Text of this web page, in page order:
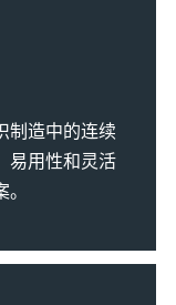
制造中的连续
易用性和灵活